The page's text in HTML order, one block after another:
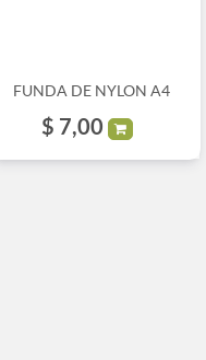
FUNDA DE NYLON A4
$ 7,00